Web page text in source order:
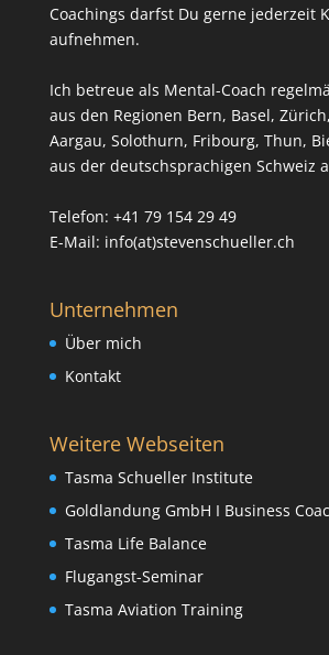
Coachings darfst Du gerne jederzeit
aufnehmen.
Ich betreue als Mental-Coach
aus den Regionen Bern, Basel,
Aargau, Solothurn, Fribourg, Thun,
aus der deutschsprachigen Schweiz
Telefon: +41 79 154 29 49
E-Mail: info(at)stevenschueller.ch
Unternehmen
Über mich
Kontakt
Weitere Webseiten
Tasma Schueller Institute
Goldlandung GmbH I Business
Tasma Life Balance
Flugangst-Seminar
Tasma Aviation Training